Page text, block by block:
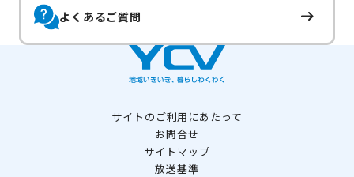
よくあるご質問
サイトのご利用にあたって
お問合せ
サイトマップ
放送基準